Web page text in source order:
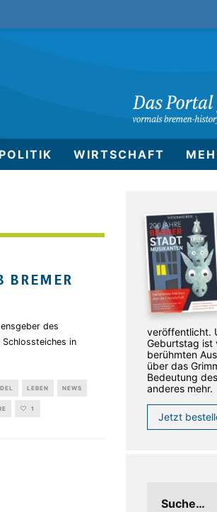
POLITIK WIRTSCHAFT
BREMER
des
Schlossteiches in
LEBEN NEWS
1
veröffentlicht.
Geburtstag ist
berühmten
über das
Bedeutung
anderes mehr.
Jetzt